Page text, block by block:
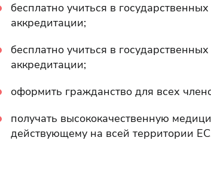
бесплатно учиться в
аккредитации;
бесплатно учиться в
аккредитации;
оформить гражданство для всех
получать высококачественную
действующему на всей территории